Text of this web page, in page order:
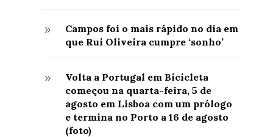
9
Campos foi o mais rápido no dia em
que Rui Oliveira cumpre ‘sonho’
9
Volta a Portugal em Bicicleta
começou na quarta-feira, 5 de
agosto em Lisboa com um prólogo
e termina no Porto a 16 de agosto
(foto)